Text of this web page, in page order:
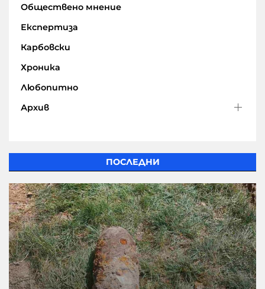
Обществено мнение
Експертиза
Карбовски
Хроника
Любопитно
Архив
ПОСЛЕДНИ